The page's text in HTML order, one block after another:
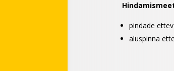
pindade
aluspinna